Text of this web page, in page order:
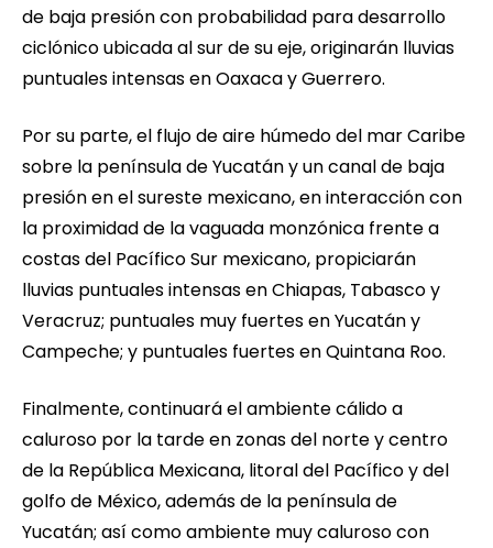
de baja presión con probabilidad para desarrollo
ciclónico ubicada al sur de su eje, originarán lluvias
puntuales intensas en Oaxaca y Guerrero.
Por su parte, el flujo de aire húmedo del mar Caribe
sobre la península de Yucatán y un canal de baja
presión en el sureste mexicano, en interacción con
la proximidad de la vaguada monzónica frente a
costas del Pacífico Sur mexicano, propiciarán
lluvias puntuales intensas en Chiapas, Tabasco y
Veracruz; puntuales muy fuertes en Yucatán y
Campeche; y puntuales fuertes en Quintana Roo.
Finalmente, continuará el ambiente cálido a
caluroso por la tarde en zonas del norte y centro
de la República Mexicana, litoral del Pacífico y del
golfo de México, además de la península de
Yucatán; así como ambiente muy caluroso con